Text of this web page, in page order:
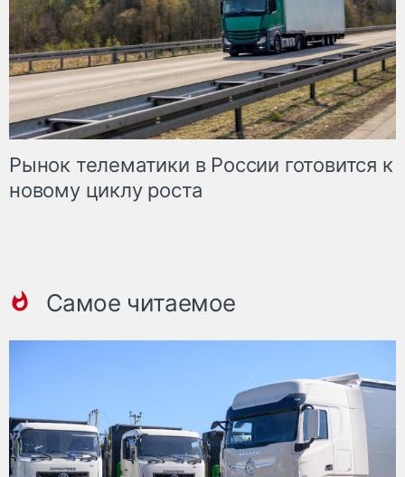
Рынок телематики в России готовится к
новому циклу роста
Самое читаемое